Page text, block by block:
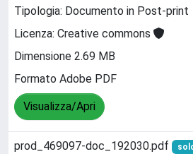
Tipologia: Documento in Post-print
Licenza: Creative commons
Dimensione 2.69 MB
Formato Adobe PDF
Visualizza/Apri
prod_469097-doc_192030.pdf